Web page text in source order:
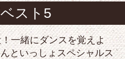
スト5
一緒にダンスを覚えよ
といっしょスペシャルス